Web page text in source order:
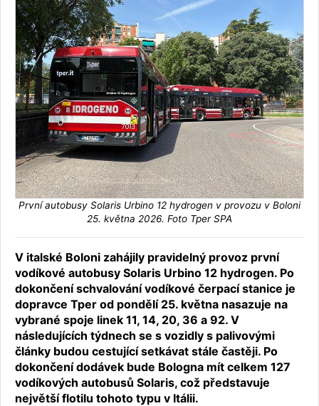
První autobusy Solaris Urbino 12 hydrogen v provozu v Boloni
25. května 2026. Foto Tper SPA
V italské Boloni zahájily pravidelný provoz první
vodíkové autobusy Solaris Urbino 12 hydrogen. Po
dokončení schvalování vodíkové čerpací stanice je
dopravce Tper od pondělí 25. května nasazuje na
vybrané spoje linek 11, 14, 20, 36 a 92. V
následujících týdnech se s vozidly s palivovými
články budou cestující setkávat stále častěji. Po
dokončení dodávek bude Bologna mít celkem 127
vodíkových autobusů Solaris, což představuje
největší flotilu tohoto typu v Itálii.